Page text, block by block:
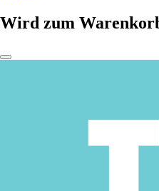
Wird zum